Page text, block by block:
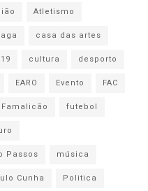
Atletismo
casa das artes
cultura
desporto
EARO Evento
FAC
Famalicão
futebol
Passos
música
Cunha
Politica